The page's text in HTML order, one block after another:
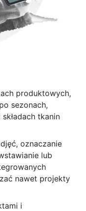
produktowych,
sezonach,
tkanin
oznaczanie
lub
nawet projekty
i